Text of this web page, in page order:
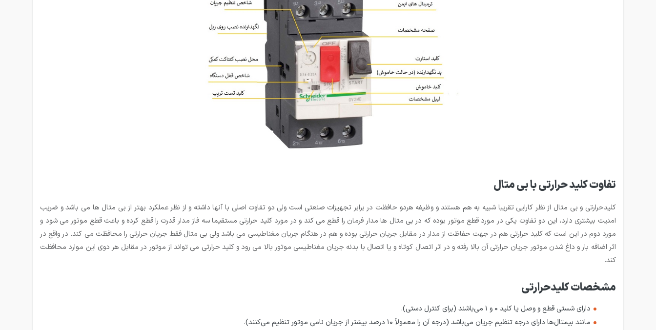
تفاوت کلید حرارتی با بی متال
کلیدحرارتی و بی متال از نظر کارایی تقریبا شبیه به هم هستند و وظیفه هردو حافظت در برابر تجهیزات صنعتی است ولی دو تفاوت اصلی با آنها داشته و از نظر عملکرد بهتر از بی متال ها می باشد و ضریب
امنیت بیشتری دارد، این دو تفاوت یکی در مورد قطع موتور بوده که در بی متال ها مدار فرمان را قطع می کند و در مورد کلید حرارتی مستقیما سه فاز مدار قدرت را قطع کرده و باعث قطع موتور می شود و
مورد دوم در این است که کلید حرارتی هم در جهت حفاظت از مدار در مقابل جریان حرارتی بوده و هم در هنگام جریان مغناطیسی می باشد ولی بی متال فقط جریان حرارتی را محافظت می کند. در واقع در
اثر اضافه بار و داغ شدن موتور جریان حرارتی آن بالا رفته و در اثر اتصال کوتاه و یا اتصال با بدنه جریان مغناطیسی موتور بالا می رود و کلید حرارتی می تواند از موتور در مقابل هر دوی این موارد محافظت
کند.
مشخصات کلیدحرارتی
دارای شستی قطع و وصل یا کلید ۰ و ۱ می‌باشند (برای کنترل دستی).
مانند بیمتال‌ها دارای درجه تنظیم جریان می‌باشد (درجه آن را معمولاً ۱۰ درصد بیشتر از جریان نامی موتور تنظیم می‌کنند).